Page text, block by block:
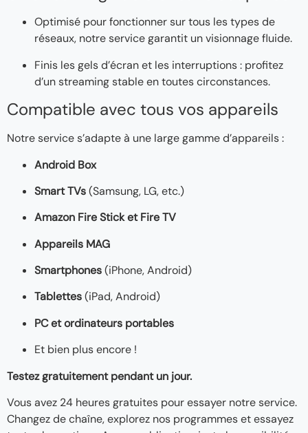
Optimisé pour fonctionner sur tous les types de
réseaux, notre service garantit un visionnage fluide.
Finis les gels d’écran et les interruptions : profitez
d’un streaming stable en toutes circonstances.
Compatible avec tous vos appareils
Notre service s’adapte à une large gamme d’appareils :
Android Box
Smart TVs(Samsung, LG, etc.)
Amazon Fire Stick et Fire TV
Appareils MAG
Smartphones(iPhone, Android)
Tablettes(iPad, Android)
PC et ordinateurs portables
Et bien plus encore !
Testez gratuitement pendant un jour.
Vous avez 24 heures gratuites pour essayer notre service.
Changez de chaîne, explorez nos programmes et essayez